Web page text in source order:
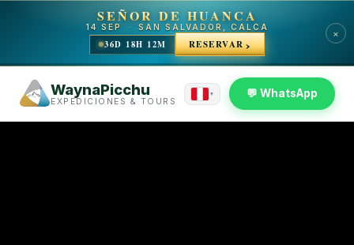
SEÑOR DE HUANCA
14 SEP · SAN SALVADOR, CALCA
36D 18H 12M RESERVAR
×
WaynaPicchu
EXPEDICIONES & TOURS
▾ 💬 WhatsApp